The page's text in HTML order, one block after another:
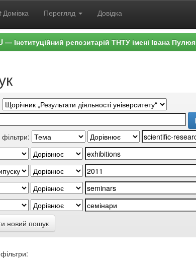
Домівка Перегляд Довідка
— Інституційний репозитарій ТНТУ імені Івана Пулюя
фільтри:
новий пошук